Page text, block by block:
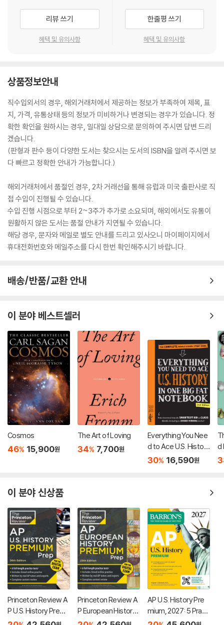
리뷰 쓰기
혜택 및 유의사항
한줄평 쓰기
혜택 및 유의사항
상품정보안내
직수입외서의 경우, 해외거래처에서 제공하는 정보가 부족하여 제목, 표
지, 가격, 유통상태 등의 정보가 미비하거나 변경되는 경우가 있습니다. 정
확한 확인을 원하시는 경우, 일대일 상담으로 문의하여 주시면 답변 드리
겠습니다.
(판형과 판수 등이 다양한 도서는 찾으시는 도서의 ISBN을 알려 주시면 보
다 빠르고 정확한 안내가 가능합니다.)
해외거래처에서 품절인 경우, 2차 거래선을 통해 유럽과 미국 출판사로 직
접 수입이 진행될 수 있습니다.
수입 진행 시점으로 부터 2~3주가 추가로 소요되며, 해외에서도 유통이
원활하지 않은 도서는 품절 안내가 지연될 수 있습니다.
해당 경우, 문자와 메일로 별도 안내를 드리고 있사오니 마이페이지에서
휴대전화번호와 메일주소를 다시 한번 확인해주시기 바랍니다.
배송/반품/교환 안내
이 분야 베스트셀러
Cosmos
46% 15,900원
The Art of Loving
34% 7,700원
Everything You Nee
d to Ace U.S. History
in One Big Fat Noteb
30% 16,590원
d
이 분야 신상품
Princeton Review A
P U.S. History Premi
um Prep, 26th Editio
Princeton Review A
P European History
Premium Prep, 25th
AP U.S. History Pre
mium, 2027: 5 Practi
ce Tests + Compre